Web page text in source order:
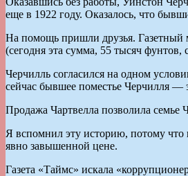
еще в 1922 году. Оказалось, что
На помощь пришли друзья. Газетный
(сегодня эта сумма, 55 тысяч
Черчилль согласился на одном
сейчас бывшее поместье Черчилля —
Продажа Чартвелла позволила семье
Я вспомнил эту историю, потому что
явно завышенной цене.
Газета «Таймс» искала